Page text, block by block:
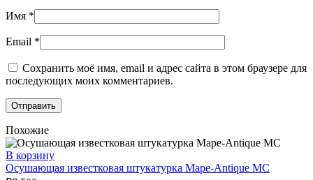
Имя *
Email *
Сохранить моё имя, email и адрес сайта в этом браузере для
последующих моих комментариев.
Похожие
В корзину
Осушающая известковая штукатурка Mape-Antique MC